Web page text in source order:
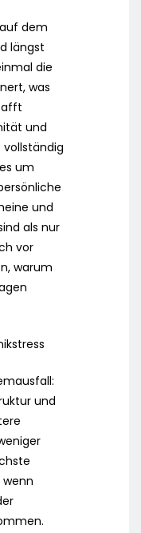
dem
längst
die
was
und
um
und
als nur
vor
warum
und
wenn